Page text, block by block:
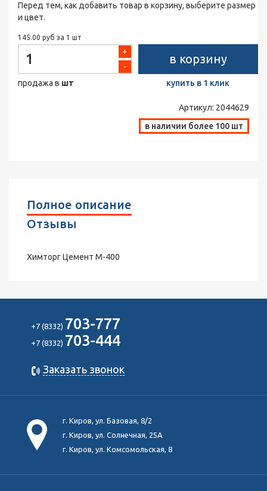
Перед тем, как добавить товар в корзину, выберите размер
и цвет.
145.00 руб за 1 шт
-
+
продажа в шт
в корзину
купить в 1 клик
Артикул: 2044629
в наличии более 100 шт
Полное описание
Отзывы
Химторг Цемент М-400
+7 (8332) 703-777
+7 (8332) 703-444
Заказать звонок
г. Киров, ул. Базовая, 8/2
г. Киров, ул. Солнечная, 25А
г. Киров, ул. Комсомольская, 8